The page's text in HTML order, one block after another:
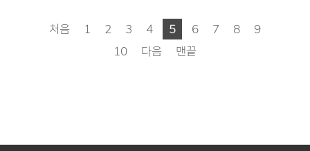
처음 1 2 3 4 5 6 7 8
9
10
다음 맨끝